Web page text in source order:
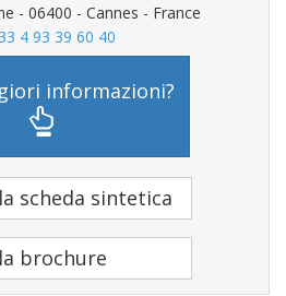
- 06400 - Cannes - France
4 93 39 60 40
informazioni?
scheda sintetica
brochure